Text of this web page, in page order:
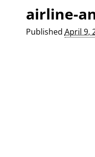
airline-
Published April 9,